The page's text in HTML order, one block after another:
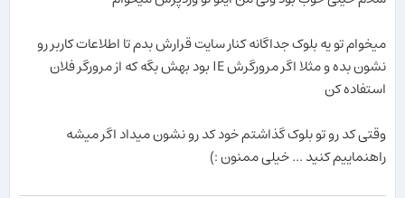
میخوام تو یه بلوک جداگانه کنار سایت قرارش بدم تا اطلاعات کاربر رو
نشون بده و مثلا اگر مرورگرش IE بود بهش بگه که از مرورگر فلان
استفاده کن
وقتی کد رو تو بلوک گذاشتم خود کد رو نشون میداد اگر میشه
راهنماییم کنید ... خیلی ممنون :)